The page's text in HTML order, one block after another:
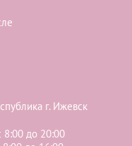
г. Ижевск
8:00 до 20:00